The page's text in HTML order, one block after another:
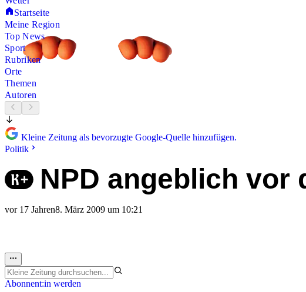
Startseite
Meine Region
Top News
Sport
Rubriken
Orte
Themen
Autoren
Kleine Zeitung als bevorzugte Google-Quelle hinzufügen.
Politik
NPD angeblich vor
vor 17 Jahren8. März 2009 um 10:21
Abonnent:in werden